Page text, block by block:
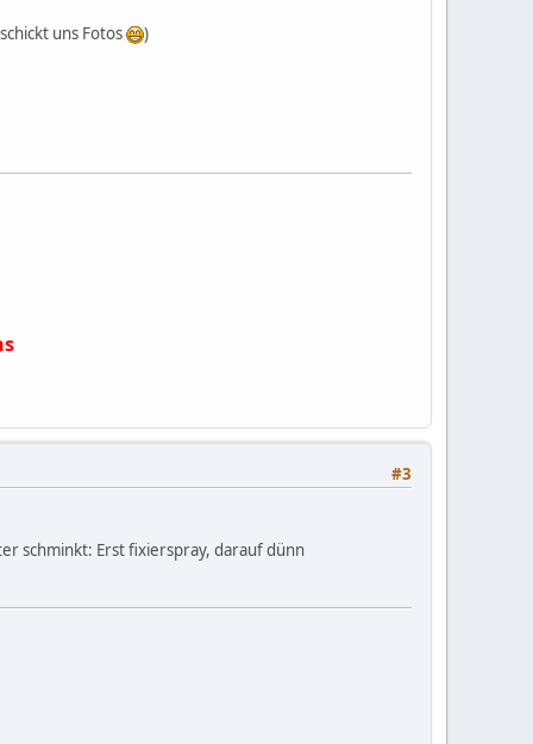
uns Fotos
)
#3
schminkt: Erst fixierspray, darauf dünn